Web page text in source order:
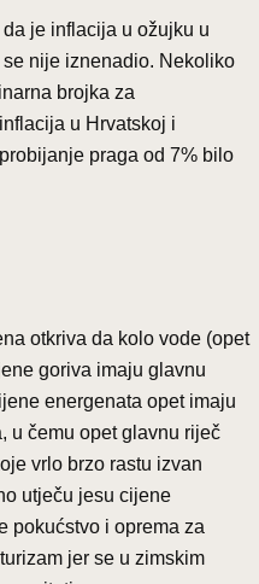
je inflacija u ožujku u
nije iznenadio. Nekoliko
brojka za
u Hrvatskoj i
praga od 7% bilo
otkriva da kolo vode (opet
goriva imaju glavnu
energenata opet imaju
u čemu opet glavnu riječ
vrlo brzo rastu izvan
utječu jesu cijene
pokućstvo i oprema za
jer se u zimskim